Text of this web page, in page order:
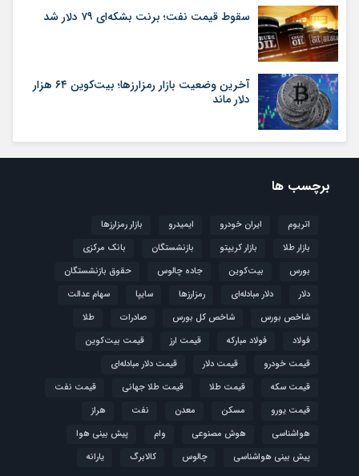
سقوط قیمت نفت؛ برنت بشکه‌ای ۷۹ دلار شد
آخرین وضعیت بازار رمزارزها؛ بیت‌کوین ۶۴ هزار
دلار ماند
برچسب ها
اتریوم ایران خودرو ایمیدرو
بازار رمزارزها
بازار طلا
بازار کریپتو بازنشستگان
بانک مرکزی
بورس
بیت‌کوین جاده چالوس
حقوق بازنشستگان
دلار
دلار مبادله‌ای رمزارزها سایپا
سهام عدالت
شاخص بورس
شاخص کل بورس صادرات
طلا
فولاد
فولاد مبارکه قیمت ارز
قیمت بیت‌کوین
قیمت خودرو
قیمت دلار
قیمت دلار مبادله‌ای
قیمت سکه
قیمت طلا قیمت طلا جهانی
قیمت نفت
قیمت یورو
مسکن معدن نفت
هراز
هواشناسی
هوش مصنوعی وام
پیش بینی هوا
پیش بینی هواشناسی
چالوس کالابرگ یارانه